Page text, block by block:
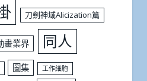
刀劍神域Alicization篇
畫業界 同人
圖集 工作細胞